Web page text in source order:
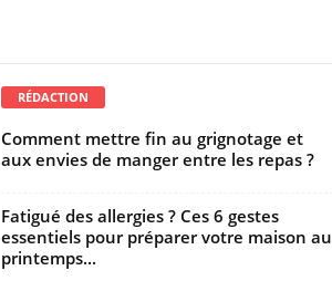
RÉDACTION
Comment mettre fin au grignotage et
aux envies de manger entre les repas ?
Fatigué des allergies ? Ces 6 gestes
essentiels pour préparer votre maison au
printemps...